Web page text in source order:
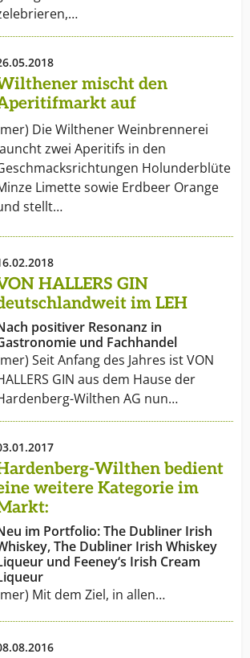
mischt den
auf
Die Wilthener Weinbrennerei
zwei Aperitifs in den
Holunderblüte
Limette sowie Erdbeer Orange
stellt…
HALLERS GIN
im LEH
positiver Resonanz in
und Fachhandel
Seit Anfang des Jahres ist VON
GIN aus dem Hause der
Wilthen AG nun…
Wilthen bedient
weitere Kategorie im
im Portfolio: The Dubliner Irish
The Dubliner Irish Whiskey
und Feeney‘s Irish Cream
Mit dem Ziel, in allen…